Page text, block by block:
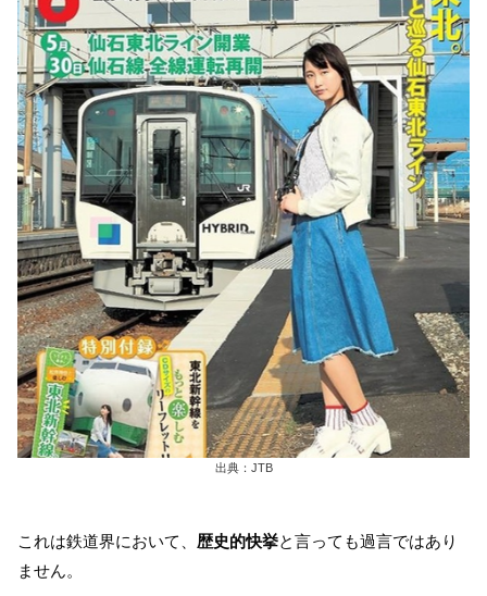
出典：JTB
これは鉄道界において、 歴史的快挙と言っても過言ではあり
ません。